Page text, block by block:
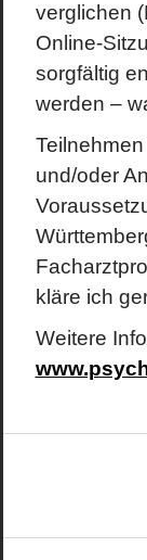
verglichen
Online-
sorgfältig
werden –
und/oder
kläre ich
Weitere